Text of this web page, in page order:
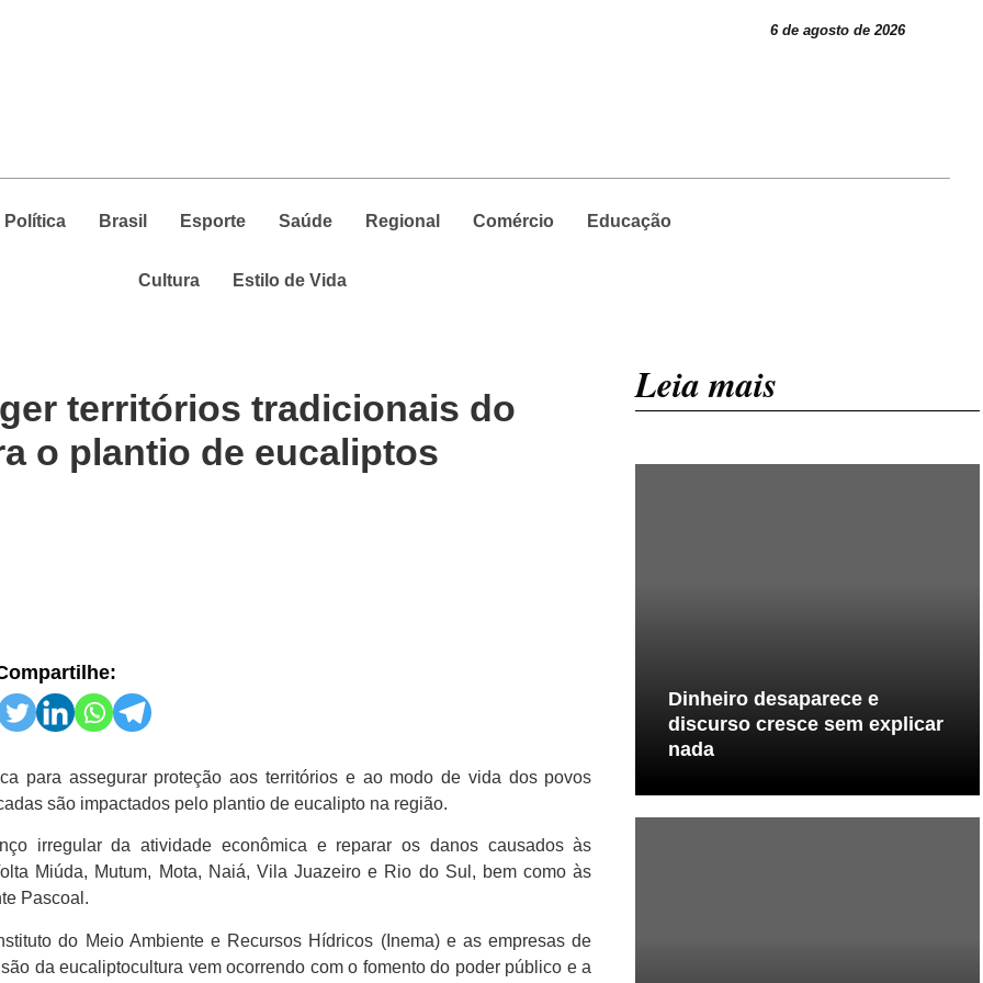
6 de agosto de 2026
Política Brasil Esporte Saúde Regional Comércio Educação
Cultura Estilo de Vida
territórios tradicionais do
o plantio de eucaliptos
para assegurar proteção aos territórios e ao modo de vida dos povos
são impactados pelo plantio de eucalipto na região.
irregular da atividade econômica e reparar os danos causados às
Miúda, Mutum, Mota, Naiá, Vila Juazeiro e Rio do Sul, bem como às
Pascoal.
do Meio Ambiente e Recursos Hídricos (Inema) e as empresas de
da eucaliptocultura vem ocorrendo com o fomento do poder público e a
Leia mais
Dinheiro desaparece e
discurso cresce sem explicar
nada